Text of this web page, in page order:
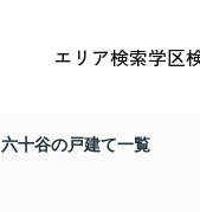
エリア検索学区
六十谷の戸建て一覧